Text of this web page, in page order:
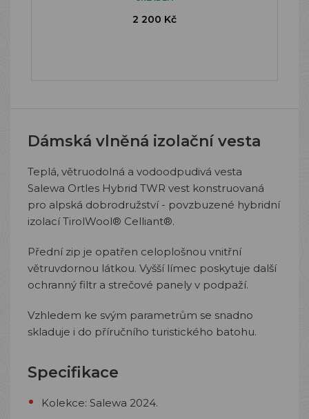
2 200 Kč
Dámská vlněná izolační vesta
Teplá, větruodolná a vodoodpudivá vesta
Salewa Ortles Hybrid TWR vest konstruovaná
pro alpská dobrodružství - povzbuzené hybridní
izolací TirolWool® Celliant®.
Přední zip je opatřen celoplošnou vnitřní
větruvdornou látkou. Vyšší límec poskytuje další
ochranný filtr a strečové panely v podpaží.
Vzhledem ke svým parametrům se snadno
skladuje i do příručního turistického batohu.
Specifikace
Kolekce: Salewa 2024.